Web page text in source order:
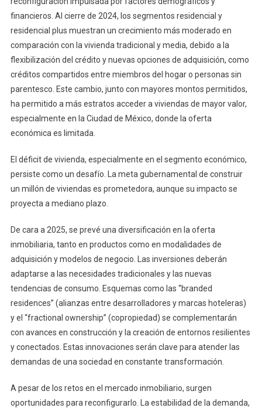
financieros. Al cierre de 2024, los segmentos residencial y
residencial plus muestran un crecimiento más moderado en
comparación con la vivienda tradicional y media, debido a la
flexibilización del crédito y nuevas opciones de adquisición, como
créditos compartidos entre miembros del hogar o personas sin
parentesco. Este cambio, junto con mayores montos permitidos,
ha permitido a más estratos acceder a viviendas de mayor valor,
especialmente en la Ciudad de México, donde la oferta
económica es limitada.
El déficit de vivienda, especialmente en el segmento económico,
persiste como un desafío. La meta gubernamental de construir
un millón de viviendas es prometedora, aunque su impacto se
proyecta a mediano plazo.
De cara a 2025, se prevé una diversificación en la oferta
inmobiliaria, tanto en productos como en modalidades de
adquisición y modelos de negocio. Las inversiones deberán
adaptarse a las necesidades tradicionales y las nuevas
tendencias de consumo. Esquemas como las “branded
residences” (alianzas entre desarrolladores y marcas hoteleras)
y el “fractional ownership” (copropiedad) se complementarán
con avances en construcción y la creación de entornos resilientes
y conectados. Estas innovaciones serán clave para atender las
demandas de una sociedad en constante transformación.
A pesar de los retos en el mercado inmobiliario, surgen
oportunidades para reconfigurarlo. La estabilidad de la demanda,